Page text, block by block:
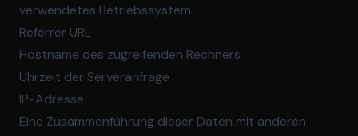
verwendetes Betriebssystem
Referrer URL
Hostname des zugreifenden Rechners
Uhrzeit der Serveranfrage
IP-Adresse
Eine Zusammenführung dieser Daten mit anderen